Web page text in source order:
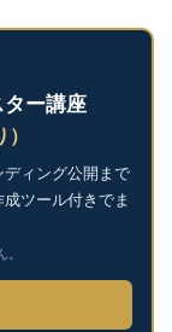
ー講座
ィング公開まで
ツール付きでま